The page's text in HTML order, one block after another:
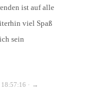
ist auf alle
viel Spaß
sein
18:57:16 · →